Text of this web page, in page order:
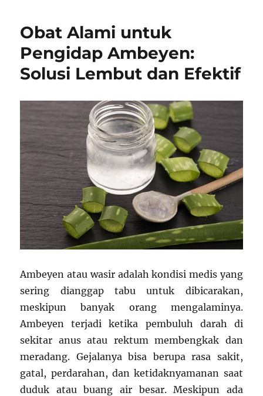
Obat Alami untuk
Pengidap Ambeyen:
Solusi Lembut dan Efektif
Ambeyen atau wasir adalah kondisi medis yang
sering dianggap tabu untuk dibicarakan,
meskipun banyak orang mengalaminya.
Ambeyen terjadi ketika pembuluh darah di
sekitar anus atau rektum membengkak dan
meradang. Gejalanya bisa berupa rasa sakit,
gatal, perdarahan, dan ketidaknyamanan saat
duduk atau buang air besar. Meskipun ada